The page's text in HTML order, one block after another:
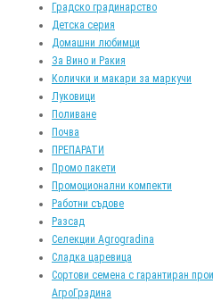
Градско градинарство
Детска серия
Домашни любимци
За Вино и Ракия
Колички и макари за маркучи
Луковици
Поливане
Почва
ПРЕПАРАТИ
Промо пакети
Промоционални компекти
Работни съдове
Разсад
Селекции Agrogradina
Сладка царевица
Сортови семена с гарантиран
АгроГрадина